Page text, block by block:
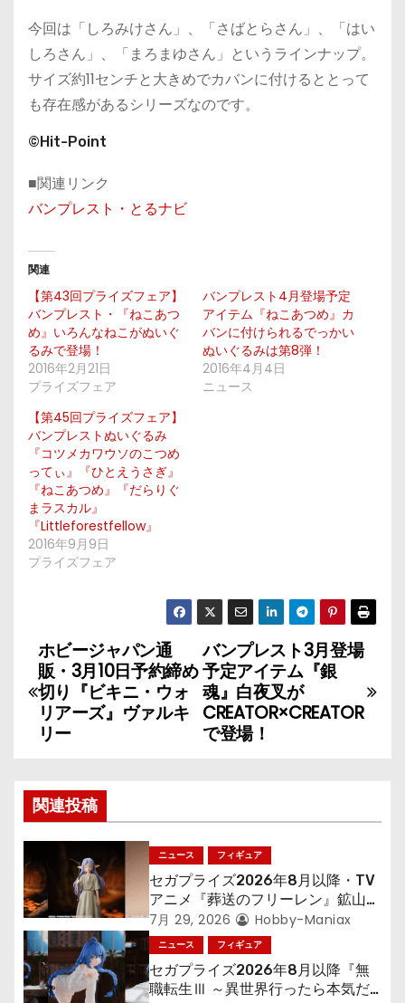
今回は「しろみけさん」、「さばとらさん」、「はい
しろさん」、「まろまゆさん」というラインナップ。
サイズ約11センチと大きめでカバンに付けるととって
も存在感があるシリーズなのです。
©Hit-Point
■関連リンク
バンプレスト・とるナビ
関連
【第43回プライズフェア】
バンプレスト・『ねこあつ
め』いろんなねこがぬいぐ
るみで登場！
2016年2月21日
プライズフェア
バンプレスト4月登場予定
アイテム『ねこあつめ』カ
バンに付けられるでっかい
ぬいぐるみは第8弾！
2016年4月4日
ニュース
【第45回プライズフェア】
バンプレストぬいぐるみ
『コツメカワウソのこつめ
ってぃ』『ひとえうさぎ』
『ねこあつめ』『だらりぐ
まラスカル』
『Littleforestfellow』
2016年9月9日
プライズフェア
投
稿
ナ
ゲ
ー
シ
ョ
ン
バンプレスト3月登場
予定アイテム『銀
魂』白夜叉が
CREATOR×CREATOR
で登場！
ホビージャパン通
販・3月10日予約締め
切り『ビキニ・ウォ
リアーズ』ヴァルキ
リー
関連投稿
ニュース フィギュア
セガプライズ2026年8月以降・TV
アニメ『葬送のフリーレン』鉱山で
300年働くことになっっちゃった
「フリーレン」を立体化！
7月 29, 2026 Hobby-Maniax
ニュース フィギュア
セガプライズ2026年8月以降『無
職転生Ⅲ ～異世界行ったら本気だ